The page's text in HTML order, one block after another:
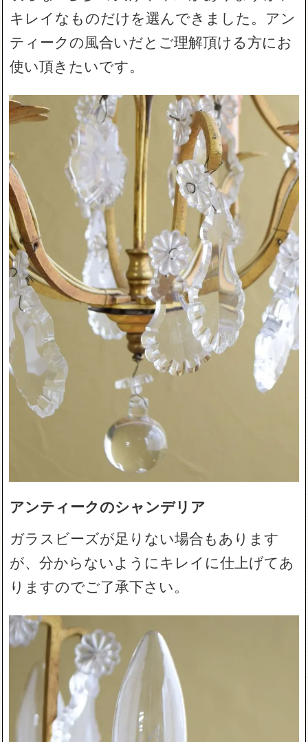
キレイなものだけを選んできました。アン
ティークの風合いだとご理解頂ける方にお
使い頂きたいです。
アンティークのシャンデリア
ガラスビーズが足りない場合もあります
が、分からないようにキレイに仕上げてあ
りますのでご了承下さい。